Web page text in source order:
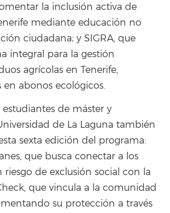
la inclusión activa de
mediante educación no
ciudadana; y SIGRA, que
integral para la gestión
agrícolas en Tenerife,
abonos ecológicos.
de máster y
de La Laguna también
sexta edición del programa:
que busca conectar a los
riesgo de exclusión social con la
que vincula a la comunidad
su protección a través